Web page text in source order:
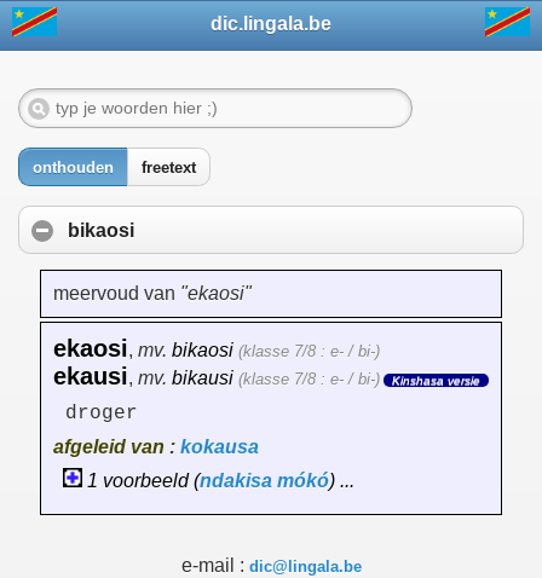
dic.lingala.be
onthouden freetext
bikaosi
meervoud van "ekaosi"
ekaosi, mv. bikaosi (klasse 7/8 : e- / bi-)
ekausi, mv. bikausi (klasse 7/8 : e- / bi-) Kinshasa versie
droger
afgeleid van : kokausa
1 voorbeeld (ndakisa mókó) ...
e-mail : dic@lingala.be